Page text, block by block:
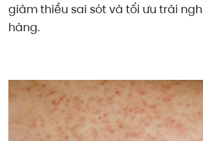
giảm thiểu sai sót và tối ưu trải
hàng.